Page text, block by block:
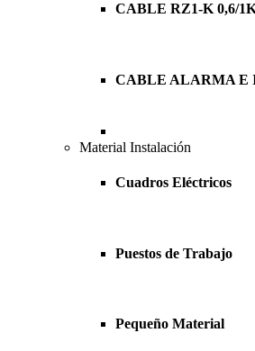
CABLE RZ1-K 0,6/
CABLE ALARMA E
Material Instalación
Cuadros Eléctricos
Puestos de Trabajo
Pequeño Material